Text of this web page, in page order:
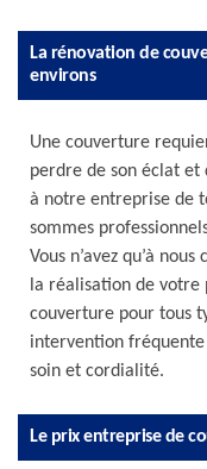
La rénovation de
environs
Une couverture
perdre de son éclat et
à notre entreprise de
sommes
Vous n’avez qu’à
la réalisation de
couverture pour tous
intervention fréquente
soin et cordialité.
Le prix entreprise de